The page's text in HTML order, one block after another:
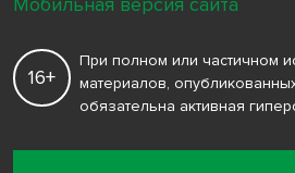
16+
При полном или частичном
материалов,
обязательна активная